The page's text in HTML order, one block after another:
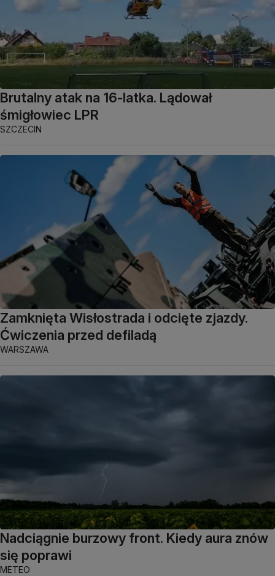
Brutalny atak na 16-latka. Lądował
śmigłowiec LPR
SZCZECIN
Zamknięta Wisłostrada i odcięte zjazdy.
Ćwiczenia przed defiladą
WARSZAWA
Nadciągnie burzowy front. Kiedy aura znów
się poprawi
METEO